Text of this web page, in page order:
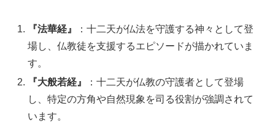
『法華経』
：十二天が仏法を守護する神々として登
場し、仏教徒を支援するエピソードが描かれていま
す。
『大般若経』
：十二天が仏教の守護者として登場
し、特定の方角や自然現象を司る役割が強調されて
います。